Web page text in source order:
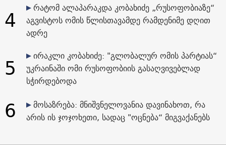
4
რატომ ალაპარაკდა კობახიძე „რუსოფობიაზე“
აგვისტოს ომის წლისთავამდე რამდენიმე დღით
ადრე
5
ირაკლი კობახიძე: "გლობალურ ომის პარტიას“
უკრაინაში ომი რუსოფობიის გასაღვივებლად
სჭირდებოდა
6
მოსაზრება: მნიშვნელოვანია დავინახოთ, რა
არის ის ჯოჯოხეთი, სადაც "ოცნება“ მიგვაქანებს